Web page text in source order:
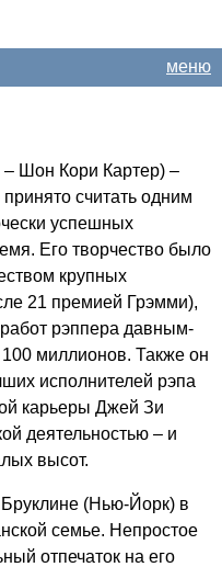
меню
Шон Кори Картер) –
считать одним
успешных
Его творчество было
крупных
21 премией Грэмми),
рэппера давным-
миллионов. Также он
исполнителей рэпа
карьеры Джей Зи
деятельностью – и
высот.
(Нью-Йорк) в
семье. Непростое
отпечаток на его